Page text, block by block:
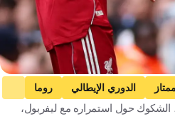
الدوري الإيطالي
روما
كومو
محمد صلاح
الشكوك حول استمراره مع ليفربول،